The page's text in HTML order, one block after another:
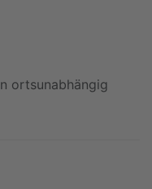
ortsunabhängig